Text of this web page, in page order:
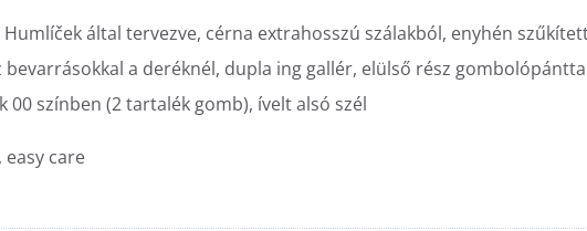
által tervezve, cérna extrahosszú szálakból, enyhén
a deréknél, dupla ing gallér, elülső rész
00 színben (2 tartalék gomb), ívelt alsó szél
easy care